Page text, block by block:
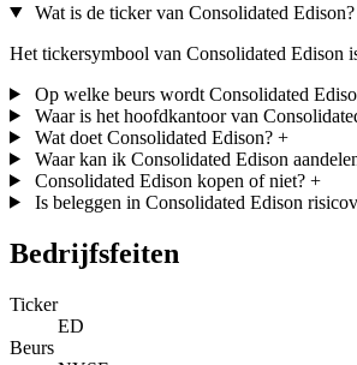
Wat is de ticker van Consolidated Edison?
Het tickersymbool van Consolidated Edison
Op welke beurs wordt Consolidated
Waar is het hoofdkantoor van
Wat doet Consolidated Edison? +
Waar kan ik Consolidated Edison
Consolidated Edison kopen of niet? +
Is beleggen in Consolidated Edison
Bedrijfsfeiten
Ticker
ED
Beurs